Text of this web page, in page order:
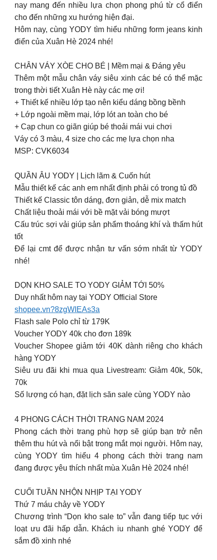
nay mang đến nhiều lựa chọn phong phú từ cổ điển
cho đến những xu hướng hiện đại.
Hôm nay, cùng YODY tìm hiểu những form jeans kinh
điển của Xuân Hè 2024 nhé!
CHÂN VÁY XÒE CHO BÉ | Mềm mại & Đáng yêu
Thêm một mẫu chân váy siêu xinh các bé có thể mặc
trong thời tiết Xuân Hè này các mẹ ơi!
+ Thiết kế nhiều lớp tạo nên kiểu dáng bồng bềnh
+ Lớp ngoài mềm mại, lớp lót an toàn cho bé
+ Cạp chun co giãn giúp bé thoải mái vui chơi
Váy có 3 màu, 4 size cho các mẹ lựa chọn nha
MSP: CVK6034
QUẦN ÂU YODY | Lịch lãm & Cuốn hút
Mẫu thiết kế các anh em nhất định phải có trong tủ đồ
Thiết kế Classic tôn dáng, đơn giản, dễ mix match
Chất liệu thoải mái với bề mặt vải bóng mượt
Cấu trúc sợi vải giúp sản phẩm thoáng khí và thấm hút
tốt
Để lại cmt để được nhận tư vấn sớm nhất từ YODY
nhé!
DỌN KHO SALE TO YODY GIẢM TỚI 50%
Duy nhất hôm nay tại YODY Official Store
shopee.vn?8zgWIEAs3a
Flash sale Polo chỉ từ 179K
Voucher YODY 40k cho đơn 189k
Voucher Shopee giảm tới 40K dành riêng cho khách
hàng YODY
Siêu ưu đãi khi mua qua Livestream: Giảm 40k, 50k,
70k
Số lượng có hạn, đặt lịch săn sale cùng YODY nào
4 PHONG CÁCH THỜI TRANG NAM 2024
Phong cách thời trang phù hợp sẽ giúp bạn trở nên
thêm thu hút và nổi bật trong mắt mọi người. Hôm nay,
cùng YODY tìm hiểu 4 phong cách thời trang nam
đang được yêu thích nhất mùa Xuân Hè 2024 nhé!
CUỐI TUẦN NHỘN NHỊP TẠI YODY
Thứ 7 máu chảy về YODY ️
Chương trình “Dọn kho sale to” vẫn đang tiếp tục với
loạt ưu đãi hấp dẫn. Khách iu nhanh ghé YODY để
sắm đồ xinh nhé